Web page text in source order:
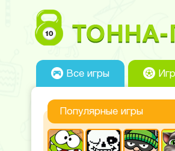
Все игры
Популярные игры